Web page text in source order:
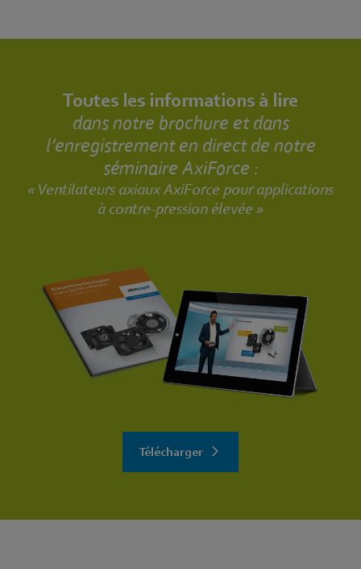
Toutes les informations à lire
dans notre brochure et dans
l’enregistrement en direct de notre
séminaire AxiForce :
« Ventilateurs axiaux AxiForce pour applications
à contre-pression élevée »
Télécharger